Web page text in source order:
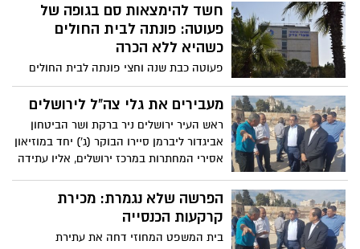
נתון. פרויקט נוסף החל בשכונת נווה יעקב
ובקרוב בגבעה הצרפתית
חשד להימצאות סם בגופה של
פעוטה: פונתה לבית החולים
כשהיא ללא הכרה
פעוטה כבת שנה וחצי פונתה לבית החולים
שערי צדק. בבדיקות שבוצעו עליה במקום,
עלה החשד להימצאות סם בגופה
מעבירים את גלי צה"ל לירושלים
ראש העיר ירושלים ניר ברקת ושר הביטחון
אביגדור ליברמן סיירו הבוקר (ג') יחד במוזיאון
אסירי המחתרות במרכז ירושלים, אליו עתידה
התלוו מנכ"ל משרד הביטחון אלוף (במיל)
המועצה משה ליאון
הפרשה שלא נגמרת: מכירת
קרקעות הכנסייה
בית המשפט המחוזי דחה את עתירת